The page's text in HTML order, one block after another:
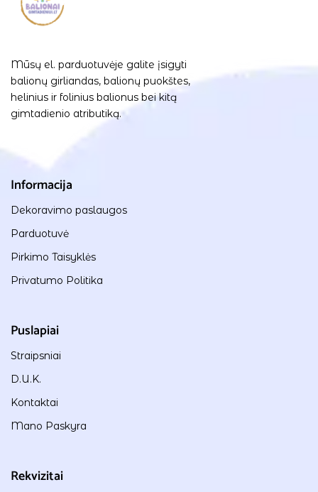
Mūsų el. parduotuvėje galite įsigyti
balionų girliandas, balionų puokštes,
helinius ir folinius balionus bei kitą
gimtadienio atributiką.
Informacija
Dekoravimo paslaugos
Parduotuvė
Pirkimo Taisyklės
Privatumo Politika
Puslapiai
Straipsniai
D.U.K.
Kontaktai
Mano Paskyra
Rekvizitai